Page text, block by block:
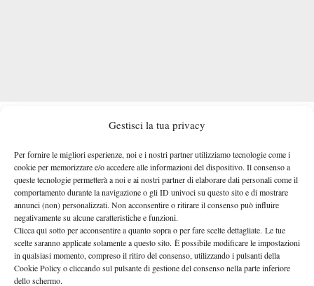
Gestisci la tua privacy
Per fornire le migliori esperienze, noi e i nostri partner utilizziamo tecnologie come i
cookie per memorizzare e/o accedere alle informazioni del dispositivo. Il consenso a
queste tecnologie permetterà a noi e ai nostri partner di elaborare dati personali come il
comportamento durante la navigazione o gli ID univoci su questo sito e di mostrare
annunci (non) personalizzati. Non acconsentire o ritirare il consenso può influire
negativamente su alcune caratteristiche e funzioni.
Clicca qui sotto per acconsentire a quanto sopra o per fare scelte dettagliate. Le tue
scelte saranno applicate solamente a questo sito. È possibile modificare le impostazioni
in qualsiasi momento, compreso il ritiro del consenso, utilizzando i pulsanti della
Cookie Policy o cliccando sul pulsante di gestione del consenso nella parte inferiore
dello schermo.
essere iniziato in modo positivo per Maestrelli, che nel quinto
game era riuscito a centrare il primo break della partita.La
situazione, però, è andata via via precipitando: Noguchi,
infatti, è riuscito a strappare la battuta all’azzurro per due volte
consecutive, chiudendo rapidamente il parziale.
Nel secondo set, dopo due scambi di break e diversi turni di
battuta rapidi da entrambe le parti,Maestrelli sale in cattedra e
conquista il tie-break con fatica e cuore.Da lìcambia
completamente l’inerzia del matche, con il tennista toscano